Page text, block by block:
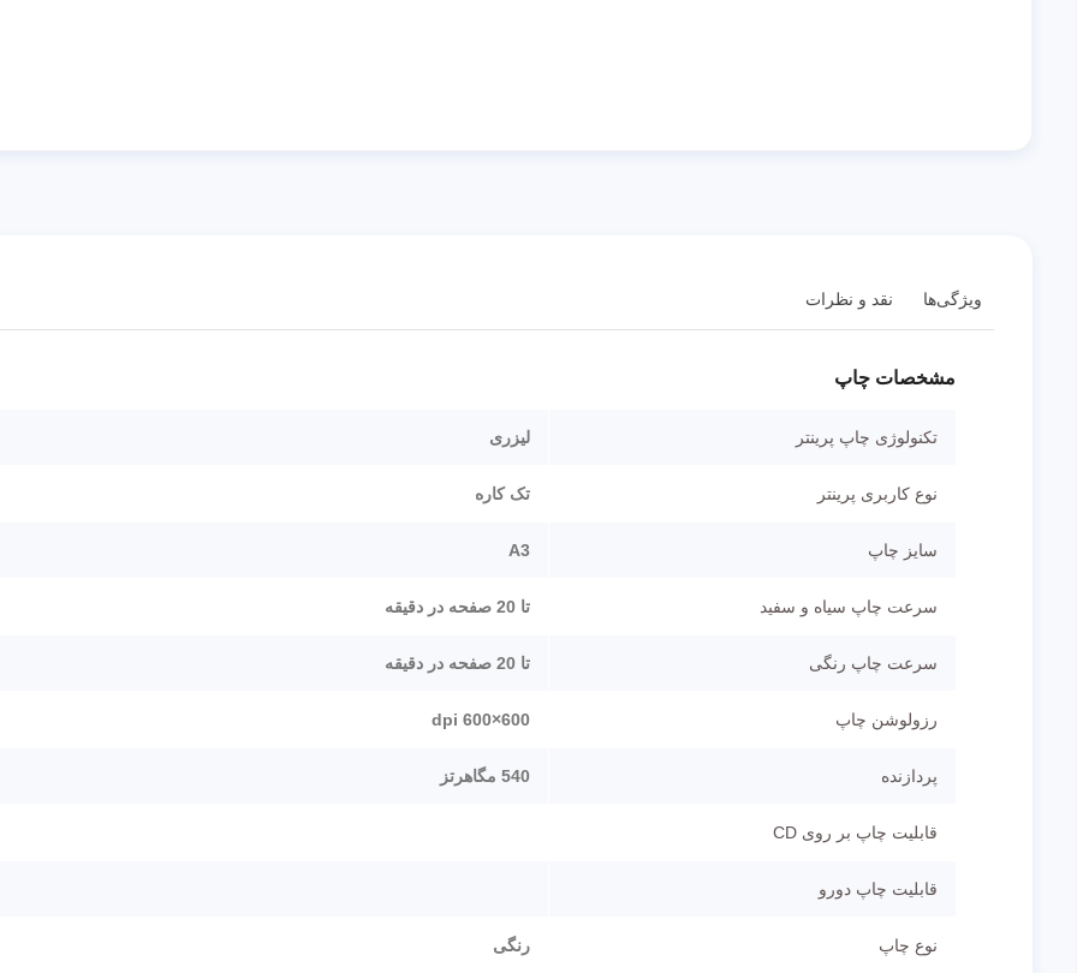
ویژگی‌ها نقد و نظرات
مشخصات چاپ
تکنولوژی چاپ پرینتر لیزری
نوع کاربری پرینتر تک کاره
سایز چاپ A3
سرعت چاپ سیاه و سفید تا 20 صفحه در دقیقه
سرعت چاپ رنگی تا 20 صفحه در دقیقه
رزولوشن چاپ 600×600 dpi
پردازنده 540 مگاهرتز
قابلیت چاپ بر روی CD
قابلیت چاپ دورو
نوع چاپ رنگی